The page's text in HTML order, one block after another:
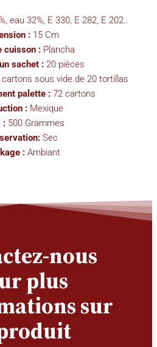
eau 32%, E 330, E 282, E 202..
: 15 Cm
cuisson :Plancha
sachet :20 pièces
cartons sous vide de 20 tortillas
palette : 72 cartons
: Mexique
: 500 Grammes
Sec
: Ambiant
nous
plus
sur